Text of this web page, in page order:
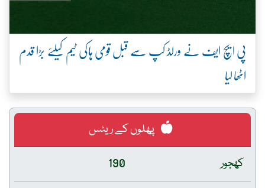
پی ایچ ایف نے ورلڈ کپ سے قبل قومی ہاکی ٹیم کیلئے بڑا قدم
اٹھا لیا
پھلوں کے ریٹس
کھجور
190